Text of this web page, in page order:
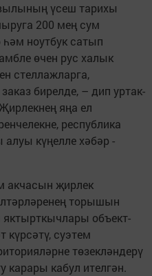
үсеш тарихы
200 мең сум
ноутбук сатып
өчен рус халык
стеллажларга,
бирелде, – дип уртак­
яңа ел
респуб­лика
алуы күңелле хәбәр
акчасын җирлек
торышын
яктырткычлары объект­
күрсәтү, суэтем
төзекләндерү
карары кабул ителгән.